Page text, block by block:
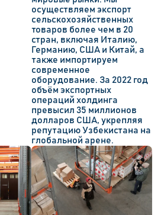
осуществляем экспорт
сельскохозяйственных
товаров более чем в 20
стран, включая Италию,
Германию, США и Китай, а
также импортируем
современное
оборудование. За 2022 год
объём экспортных
операций холдинга
превысил 35 миллионов
долларов США, укрепляя
репутацию Узбекистана на
глобальной арене.